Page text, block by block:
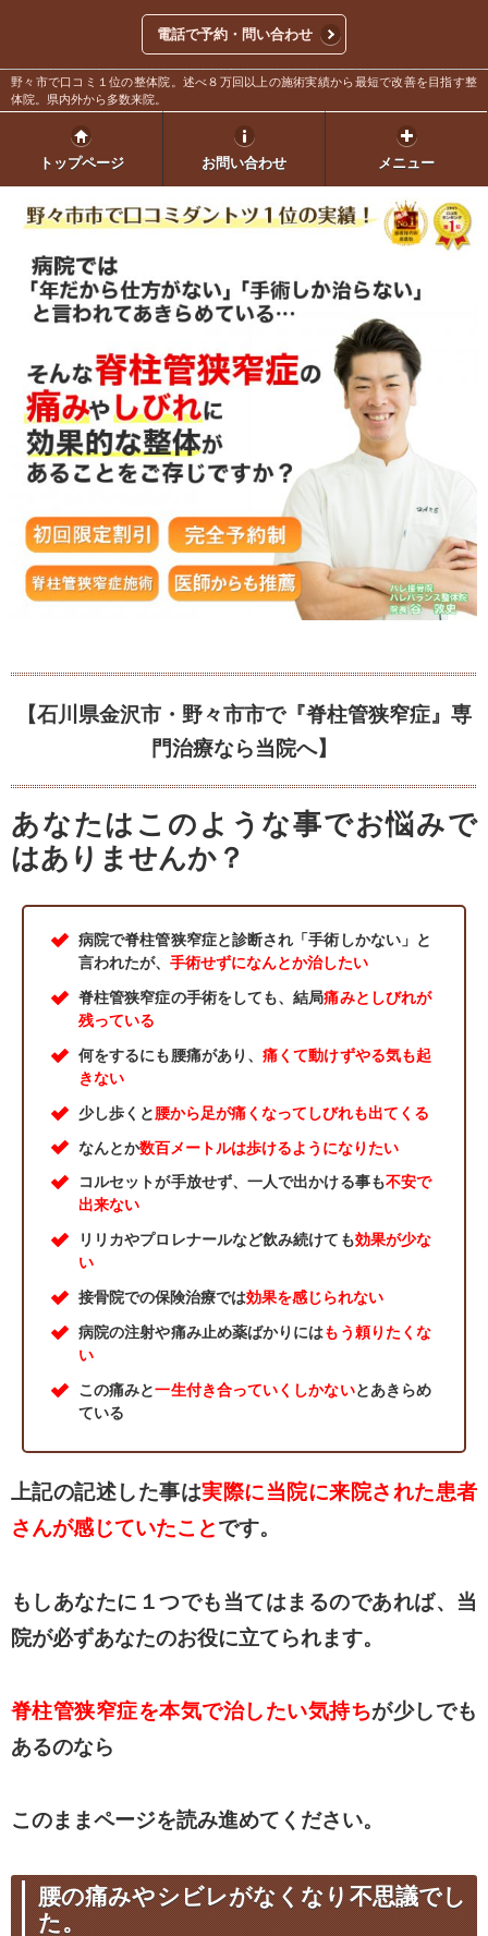
野々市で口コミ１位の整体院。述べ８万回以上の施術実績から最短で改善を目指す整
体院。県内外から多数来院。
トップページ お問い合わせ メニュー
【石川県金沢市・野々市市で『脊柱管狭窄症』専
門治療なら当院へ】
あなたはこのような事でお悩みで
はありませんか？
病院で脊柱管狭窄症と診断され「手術しかない」と
言われたが、 手術せずになんとか治したい
脊柱管狭窄症の手術をしても、結局痛みとしびれが
残っている
何をするにも腰痛があり、痛くて動けずやる気も起
きない
少し歩くと 腰から足が痛くなってしびれも出てくる
なんとか数百メートルは歩けるようになりたい
コルセットが手放せず、一人で出かける事も不安で
出来ない
リリカやプロレナールなど飲み続けても効果が少な
い
接骨院での保険治療では効果を感じられない
病院の注射や痛み止め薬ばかりにはもう頼りたくな
い
この痛みと一生付き合っていくしかないとあきらめ
ている
上記の記述した事は実際に当院に来院された患者
さんが感じていたことです。
もしあなたに１つでも当てはまるのであれば、当
院が必ずあなたのお役に立てられます。
脊柱管狭窄症を本気で治したい気持ちが少しでも
あるのなら
このままページを読み進めてください。
腰の痛みやシビレがなくなり不思議でし
た。
電話で予約・問い合わせ